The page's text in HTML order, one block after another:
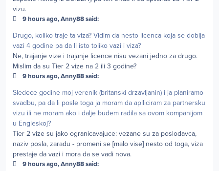
vizu.
9 hours ago, Anny88 said:
Drugo, koliko traje ta viza? Vidim da nesto licenca koja se dobija
vazi 4 godine pa da li isto toliko vazi i viza?
Ne, trajanje vize i trajanje licence nisu vezani jedno za drugo.
Mislim da su Tier 2 vize na 2 ili 3 godine?
9 hours ago, Anny88 said:
Sledece godine moj verenik (britanski drzavljanin) i ja planiramo
svadbu, pa da li posle toga ja moram da aplliciram za partnersku
vizu ili ne moram ako i dalje budem radila sa ovom kompanijom
u Engleskoj?
Tier 2 vize su jako ogranicavajuce: vezane su za poslodavca,
naziv posla, zaradu - promeni se [malo vise] nesto od toga, viza
prestaje da vazi i mora da se vadi nova.
9 hours ago, Anny88 said: